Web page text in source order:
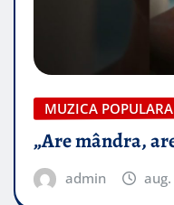
MUZICA POPULARA
„Are mândra,
admin